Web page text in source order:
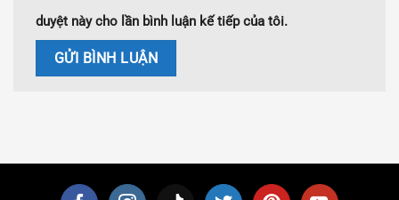
duyệt này cho lần bình luận kế tiếp của tôi.